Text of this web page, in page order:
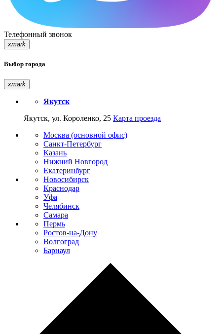
Телефонный звонок
xmark
Выбор города
xmark
Якутск
Якутск, ул. Короленко, 25 Карта проезда
Москва (основной офис)
Санкт-Петербург
Казань
Нижний Новгород
Екатеринбург
Новосибирск
Краснодар
Уфа
Челябинск
Самара
Пермь
Ростов-на-Дону
Волгоград
Барнаул